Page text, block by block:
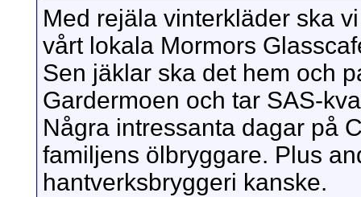
Med rejäla vinterkläder ska
vårt lokala Mormors
Sen jäklar ska det hem och
Gardermoen och tar SAS-
Några intressanta dagar på
familjens ölbryggare. Plus
hantverksbryggeri kanske.